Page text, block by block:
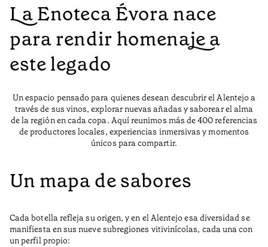
La Enoteca Évora nace
para rendir homenaje a
este legado
Un espacio pensado para quienes desean descubrir el Alentejo a
través de sus vinos, explorar nuevas añadas y saborear el alma
de la región en cada copa. Aquí reunimos más de 400 referencias
de productores locales, experiencias inmersivas y momentos
únicos para compartir.
Un mapa de sabores
Cada botella refleja su origen, y en el Alentejo esa diversidad se
manifiesta en sus nueve subregiones vitivinícolas, cada una con
un perfil propio: